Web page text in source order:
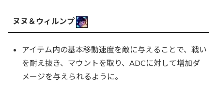
ヌヌ＆ウィルンプ
アイテム内の基本移動速度を敵に与えることで、戦い
を耐え抜き、マウントを取り、ADCに対して増加ダ
メージを与えられるように。